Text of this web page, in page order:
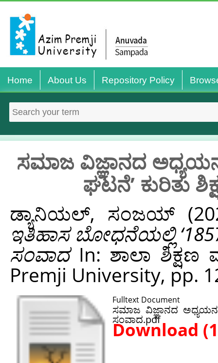
Home About Us Repository Policy
ಸಮಾಜ ವಿಜ್ಞಾನದ
ಘಟನೆ’ ಕುರಿತು
ಡ್ಯಾನಿಯಲ್, ಸಂಜಯ್
ಇತಿಹಾಸ ಬೋಧನೆಯಲ್ಲಿ
ಸಂವಾದIn: ಶಾಲಾ ಶಿಕ್ಷಣ
Premji University, pp.
Fulltext Document
ಸಮಾಜ ವಿಜ್ಞಾನದ
ಸಂವಾದ.pdf
Download